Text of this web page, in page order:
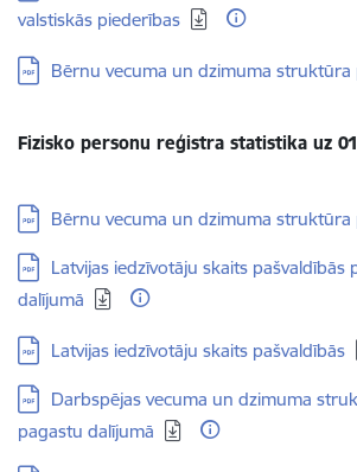
valstiskās piederības
Lejupielādēt:
Bērnu vecuma un dzimuma struktūra
Fizisko personu reģistra statistika uz
Lejupielādēt:
Bērnu vecuma un dzimuma struktūra
Lejupielādēt:
Latvijas iedzīvotāju skaits pašvaldībās
dalījumā
Lejupielādēt:
Latvijas iedzīvotāju skaits pašvaldībās
Lejupielādēt:
Darbspējas vecuma un dzimuma
pagastu dalījumā